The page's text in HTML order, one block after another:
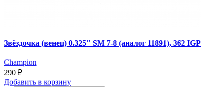
Звёздочка (венец) 0.325" SM 7-8 (аналог 11891), 362 IGP
Champion
290 ₽
Добавить в корзину